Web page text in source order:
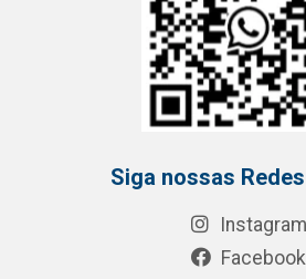
Siga nossas
Instagram
Facebook